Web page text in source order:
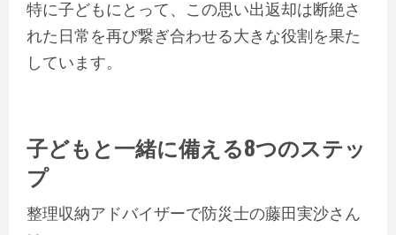
特に子どもにとって、この思い出返却は断絶さ
れた日常を再び繋ぎ合わせる大きな役割を果た
しています。
子どもと一緒に備える8つのステッ
プ
整理収納アドバイザーで防災士の藤田実沙さん